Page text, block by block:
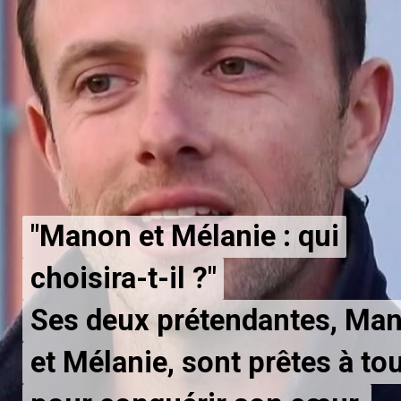
"Manon et Mélanie : qui
choisira-t-il ?"
Ses deux prétendantes,
et Mélanie, sont prêtes à
"Manon et Mélanie : qui
choisira-t-il ?"
Ses deux prétendantes,
et Mélanie, sont prêtes à